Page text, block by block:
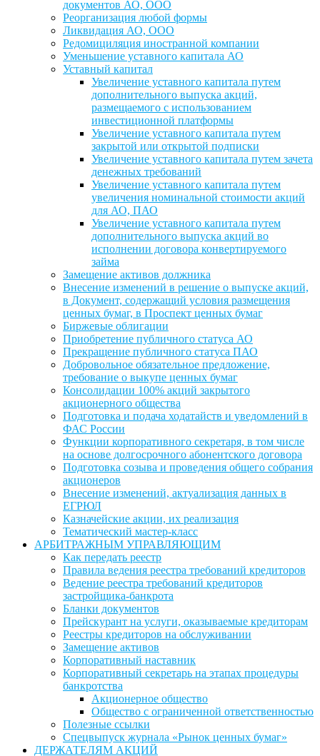
документов АО, ООО
Реорганизация любой формы
Ликвидация АО, ООО
Редомициляция иностранной компании
Уменьшение уставного капитала АО
Уставный капитал
Увеличение уставного капитала путем
дополнительного выпуска акций,
размещаемого с использованием
инвестиционной платформы
Увеличение уставного капитала путем
закрытой или открытой подписки
Увеличение уставного капитала путем зачета
денежных требований
Увеличение уставного капитала путем
увеличения номинальной стоимости акций
для АО, ПАО
Увеличение уставного капитала путем
дополнительного выпуска акций во
исполнении договора конвертируемого
займа
Замещение активов должника
Внесение изменений в решение о выпуске акций,
в Документ, содержащий условия размещения
ценных бумаг, в Проспект ценных бумаг
Биржевые облигации
Приобретение публичного статуса АО
Прекращение публичного статуса ПАО
Добровольное обязательное предложение,
требование о выкупе ценных бумаг
Консолидации 100% акций закрытого
акционерного общества
Подготовка и подача ходатайств и уведомлений в
ФАС России
Функции корпоративного секретаря, в том числе
на основе долгосрочного абонентского договора
Подготовка созыва и проведения общего собрания
акционеров
Внесение изменений, актуализация данных в
ЕГРЮЛ
Казначейские акции, их реализация
Тематический мастер-класс
АРБИТРАЖНЫМ УПРАВЛЯЮЩИМ
Как передать реестр
Правила ведения реестра требований кредиторов
Ведение реестра требований кредиторов
застройщика-банкрота
Бланки документов
Прейскурант на услуги, оказываемые кредиторам
Реестры кредиторов на обслуживании
Замещение активов
Корпоративный наставник
Корпоративный секретарь на этапах процедуры
банкротства
Акционерное общество
Общество с ограниченной ответственностью
Полезные ссылки
Спецвыпуск журнала «Рынок ценных бумаг»
ДЕРЖАТЕЛЯМ АКЦИЙ